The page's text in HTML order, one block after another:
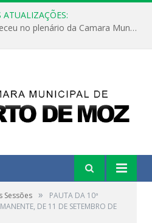
Hoje dia 05 de julho aconteceu no plenário da Camara Municipal de Porto de Moz a Sessão Solene de Abertura dos Trabalhos Legislativos 2º Período da 23ª Legislatura
Sessões »
PAUTA DA 10ª
DE 11 DE SETEMBRO DE